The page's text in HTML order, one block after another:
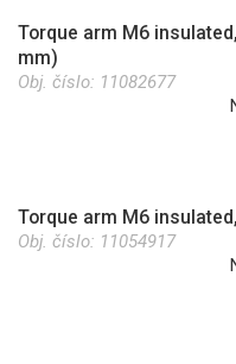
Torque arm M6
mm)
Obj. číslo: 11082677
Torque arm M6
Obj. číslo: 11054917